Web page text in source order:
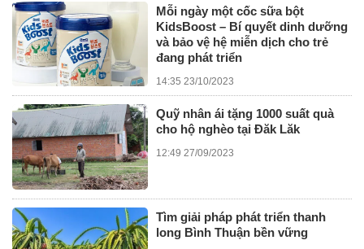
Mỗi ngày một cốc sữa bột
KidsBoost – Bí quyết dinh dưỡng
và bảo vệ hệ miễn dịch cho trẻ
đang phát triển
14:35 23/10/2023
Quỹ nhân ái tặng 1000 suất quà
cho hộ nghèo tại Đăk Lăk
12:49 27/09/2023
Tìm giải pháp phát triển thanh
long Bình Thuận bền vững